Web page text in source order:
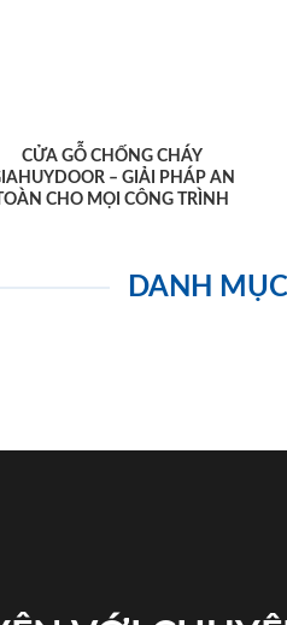
CỬA GỖ CHỐNG CHÁY
– GIẢI PHÁP AN
TOÀN CHO MỌI CÔNG TRÌNH
DANH